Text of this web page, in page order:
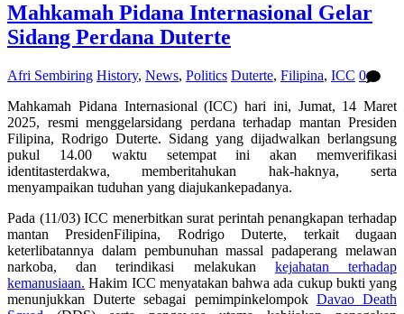
Mahkamah Pidana Internasional Gelar
Sidang Perdana Duterte
Afri Sembiring History, News, Politics Duterte, Filipina, ICC 0
Mahkamah Pidana Internasional (ICC) hari ini, Jumat, 14 Maret
2025, resmi menggelarsidang perdana terhadap mantan Presiden
Filipina, Rodrigo Duterte. Sidang yang dijadwalkan berlangsung
pukul 14.00 waktu setempat ini akan memverifikasi
identitasterdakwa, memberitahukan hak-haknya, serta
menyampaikan tuduhan yang diajukankepadanya.
Pada (11/03) ICC menerbitkan surat perintah penangkapan terhadap
mantan PresidenFilipina, Rodrigo Duterte, terkait dugaan
keterlibatannya dalam pembunuhan massal padaperang melawan
narkoba, dan terindikasi melakukan kejahatan
terhadap
kemanusiaan. Hakim ICC menyatakan bahwa ada cukup bukti yang
menunjukkan Duterte sebagai pemimpinkelompok Davao Death